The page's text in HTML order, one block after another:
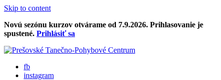
Skip to content
Novú sezónu kurzov otvárame od 7.9.2026. Prihlasovanie je
spustené. Prihlásiť sa
fb
instagram